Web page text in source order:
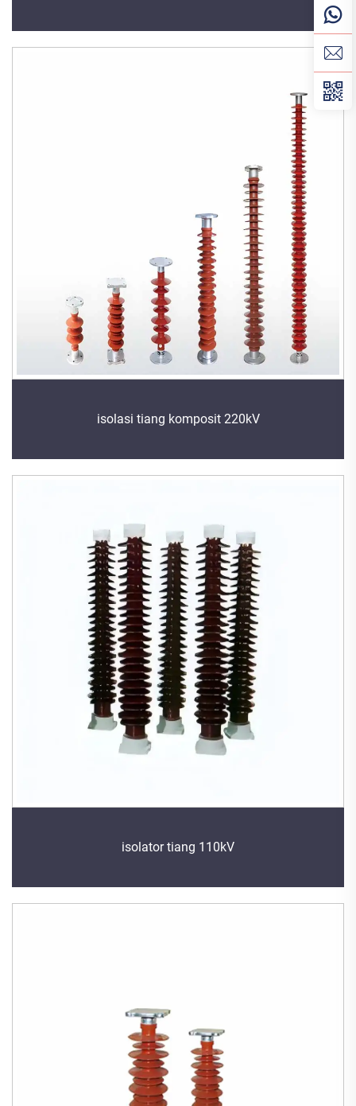
isolasi tiang komposit 220kV
isolator tiang 110kV